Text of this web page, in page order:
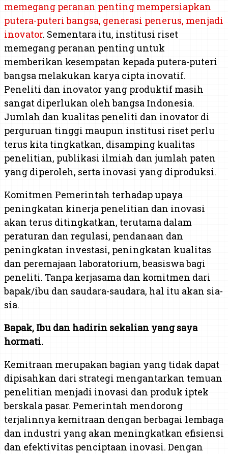
memegang peranan penting mempersiapkan
putera-puteri bangsa, generasi penerus, menjadi
inovator. Sementara itu, institusi riset
memegang peranan penting untuk
memberikan kesempatan kepada putera-puteri
bangsa melakukan karya cipta inovatif.
Peneliti dan inovator yang produktif masih
sangat diperlukan oleh bangsa Indonesia.
Jumlah dan kualitas peneliti dan inovator di
perguruan tinggi maupun institusi riset perlu
terus kita tingkatkan, disamping kualitas
penelitian, publikasi ilmiah dan jumlah paten
yang diperoleh, serta inovasi yang diproduksi.
Komitmen Pemerintah terhadap upaya
peningkatan kinerja penelitian dan inovasi
akan terus ditingkatkan, terutama dalam
peraturan dan regulasi, pendanaan dan
peningkatan investasi, peningkatan kualitas
dan peremajaan laboratorium, beasiswa bagi
peneliti. Tanpa kerjasama dan komitmen dari
bapak/ibu dan saudara-saudara, hal itu akan sia-
sia.
Bapak, Ibu dan hadirin sekalian yang saya
hormati.
Kemitraan merupakan bagian yang tidak dapat
dipisahkan dari strategi mengantarkan temuan
penelitian menjadi inovasi dan produk iptek
berskala pasar. Pemerintah mendorong
terjalinnya kemitraan dengan berbagai lembaga
dan industri yang akan meningkatkan efisiensi
dan efektivitas penciptaan inovasi. Dengan